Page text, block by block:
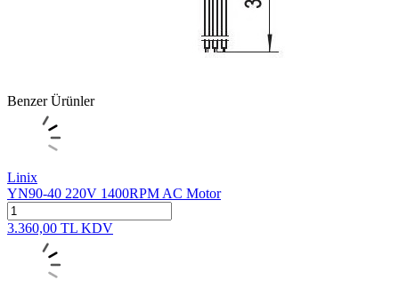
Benzer Ürünler
Linix
YN90-40 220V 1400RPM AC Motor
3.360,00 TL KDV